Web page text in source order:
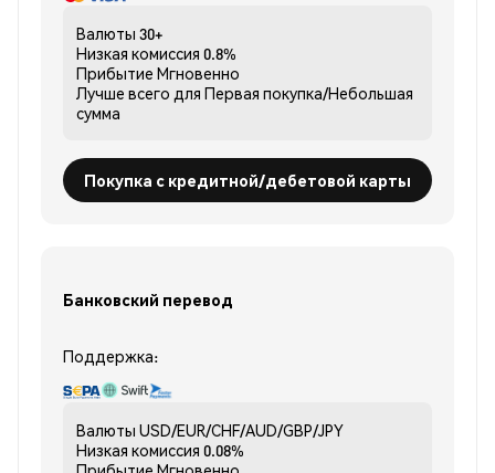
Валюты 30+
Низкая комиссия 0.8%
Прибытие Мгновенно
Лучше всего для Первая покупка/Небольшая
сумма
Покупка с кредитной/дебетовой карты
Банковский перевод
Поддержка:
Валюты USD/EUR/CHF/AUD/GBP/JPY
Низкая комиссия 0.08%